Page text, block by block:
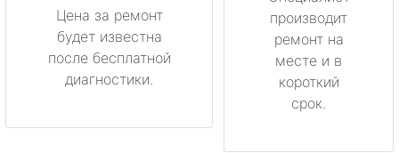
Цена за ремонт
будет известна
после бесплатной
диагностики.
производит
ремонт на
месте и в
короткий
срок.